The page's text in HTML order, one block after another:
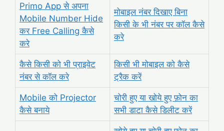
Primo App से अपना
Mobile Number Hide
कर Free Calling कैसे
करे
मोबाइल नंबर दिखाए बिना
किसी के भी नंबर पर कॉल कैसे
करे
कैसे किसी को भी प्राइवेट
नंबर से कॉल करे
किसी भी मोबाइल को कैसे
ट्रैक करें
Mobile को Projector
कैसे बनाये
चोरी हुए या खोये हुए फ़ोन का
सभी डाटा कैसे डिलीट करें